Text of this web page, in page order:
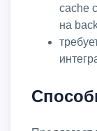
cache
на